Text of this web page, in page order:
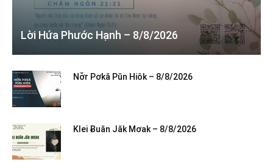
Lời Hứa Phước Hạnh – 8/8/2026
Nơ̆r Pơkă Pŭn Hiôk – 8/8/2026
Klei Ƀuăn Jăk Mơak – 8/8/2026